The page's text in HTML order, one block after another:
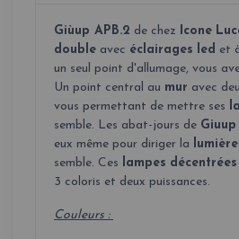
Giùup APB.2 de chez Icone
double avec éclairages led et
un seul point d'allumage, vous
Un point central au mur avec
vous permettant de mettre ses
semble. Les abat-jours de Giuup
eux même pour diriger la lumière
semble. Ces lampes décentrées
3 coloris et deux puissances.
Couleurs :